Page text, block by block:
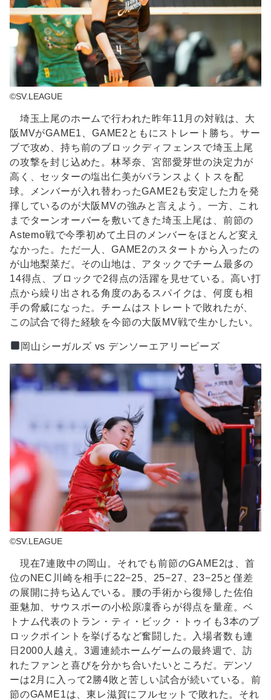
©SV.LEAGUE
埼玉上尾のホームで行われた昨年11月の対戦は、大
阪MVがGAME1、GAME2ともにストレート勝ち。サー
ブで攻め、持ち前のブロックディフェンスで埼玉上尾
の攻撃を封じ込めた。林琴奈、宮部愛芽世の決定力が
高く、セッターの塩出仁美がバランスよくトスを配
球。メンバーが入れ替わったGAME2も安定した力を発
揮しているのが大阪MVの強みと言えよう。一方、これ
までターンオーバーを敷いてきた埼玉上尾は、前節の
Astemo戦で今季初めて土日のメンバーをほとんど変え
なかった。ただ一人、GAME2のスタートから入ったの
が山地梨菜だ。その山地は、アタックでチーム最多の
14得点、ブロックで2得点の活躍を見せている。高い打
点から繰り出される角度のあるスパイクは、何度も相
手の脅威になった。チームはストレートで敗れたが、
この試合で得た経験を今節の大阪MV戦で生かしたい。
岡山シーガルズ vs デンソーエアリービーズ
©SV.LEAGUE
現在7連敗中の岡山。それでも前節のGAME2は、首
位のNEC川崎を相手に22−25、25−27、23−25と僅差
の展開に持ち込んでいる。腰の手術から復帰した佐伯
亜魅加、サウスポーの小松原凜香らが得点を量産。ベ
トナム代表のトラン・ティ・ビック・トゥイも3本のブ
ロックポイントを挙げるなど奮闘した。入場者数も連
日2000人越え。3週連続ホームゲームの最終週で、訪
れたファンと喜びを分かち合いたいところだ。デンソ
ーは2月に入って2勝4敗と苦しい試合が続いている。前
節のGAME1は、東レ滋賀にフルセットで敗れた。それ